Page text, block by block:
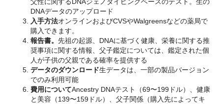
父性に関するDNAジェノタイピングベースのテスト。生の
DNAデータのアップロード
入手方法オンラインおよびCVSやWalgreensなどの薬局で
購入できます。
報告書。 先祖の起源、DNAに基づく健康、栄養に関する推
奨事項に関する情報、父子鑑定については、鑑定された個
人が子供の父親である確率を提供する
データのダウンロード生データは、一部の製品バージョン
でのみ利用可能
費用についてAncestry DNAテスト（69〜199ドル）、健康
と美容（139〜159ドル）、父子関係（購入先によってキ